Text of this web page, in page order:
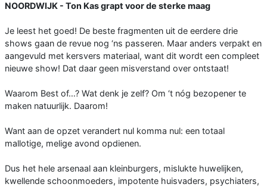
NOORDWIJK - Ton Kas grapt voor de sterke maag
Je leest het goed! De beste fragmenten uit de eerdere drie
shows gaan de revue nog ‘ns passeren. Maar anders verpakt en
aangevuld met kersvers materiaal, want dit wordt een compleet
nieuwe show! Dat daar geen misverstand over ontstaat!
Waarom Best of…? Wat denk je zelf? Om ‘t nóg bezopener te
maken natuurlijk. Daarom!
Want aan de opzet verandert nul komma nul: een totaal
mallotige, melige avond opdienen.
Dus het hele arsenaal aan kleinburgers, mislukte huwelijken,
kwellende schoonmoeders, impotente huisvaders, psychiaters,